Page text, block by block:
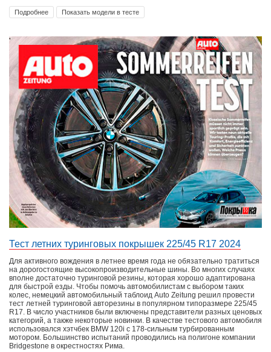
Подробнее Показать модели в тесте
Тест летних туринговых покрышек 225/45 R17 2024
Для активного вождения в летнее время года не обязательно тратиться
на дорогостоящие высокопроизводительные шины. Во многих случаях
вполне достаточно туринговой резины, которая хорошо адаптирована
для быстрой езды. Чтобы помочь автомобилистам с выбором таких
колес, немецкий автомобильный таблоид Auto Zeitung решил провести
тест летней туринговой авторезины в популярном типоразмере 225/45
R17. В число участников были включены представители разных ценовых
категорий, а также некоторые новинки. В качестве тестового автомобиля
использовался хэтчбек BMW 120i с 178-сильным турбированным
мотором. Большинство испытаний проводились на полигоне компании
Bridgestone в окрестностях Рима.